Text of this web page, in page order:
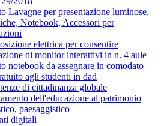
Lavagne per presentazione luminose,
Notebook, Accessori per
elettrica per consentire
di monitor interattivi in n. 4 aule
notebook da assegnare in comodato
agli studenti in dad
di cittadinanza globale
dell'educazione al patrimonio
paesaggistico
digitali